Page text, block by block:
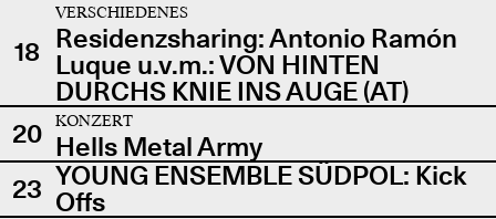
18
VERSCHIEDENES
Residenzsharing: Antonio Ramón
Luque u.v.m.: VON HINTEN
DURCHS KNIE INS AUGE (AT)
20
KONZERT
Hells Metal Army
23 YOUNG ENSEMBLE SÜDPOL: Kick
Offs